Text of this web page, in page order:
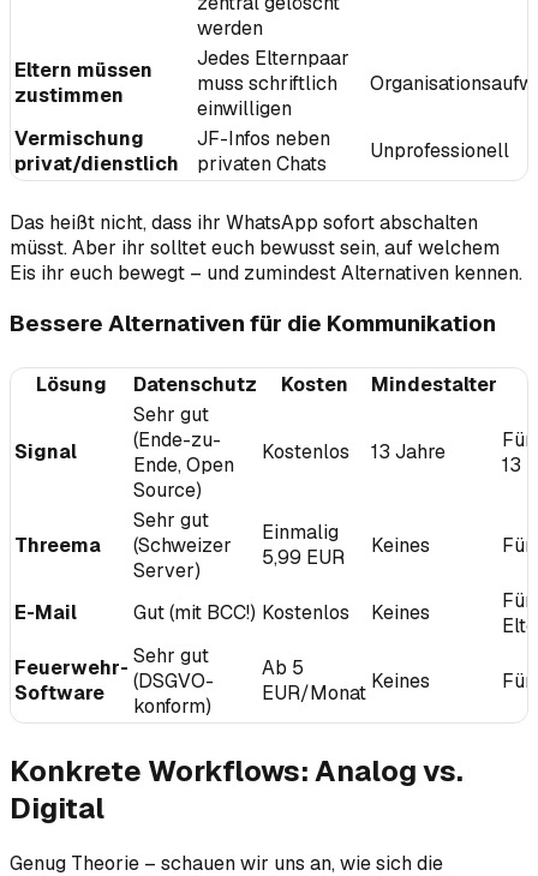
werden
Eltern müssen
zustimmen
Jedes Elternpaar
muss schriftlich
einwilligen
Vermischung
privat/dienstlich
JF-Infos neben
privaten Chats
Unprofessionell
Das heißt nicht, dass ihr WhatsApp sofort abschalten
müsst. Aber ihr solltet euch bewusst sein, auf welchem
Eis ihr euch bewegt – und zumindest Alternativen kennen.
Bessere Alternativen für die Kommunikation
Lösung Datenschutz Kosten Mindestalter
Signal
Sehr gut
(Ende-zu-
Ende, Open
Source)
Kostenlos 13 Jahre
Für
13
Threema
Sehr gut
(Schweizer
Server)
Einmalig
5,99 EUR
Keines Für
E-Mail Gut (mit BCC!) Kostenlos Keines
Für
Feuerwehr-
Software
Sehr gut
(DSGVO-
konform)
Ab 5
EUR/Monat Keines
Konkrete Workflows: Analog vs.
Digital
Genug Theorie – schauen wir uns an, wie sich die